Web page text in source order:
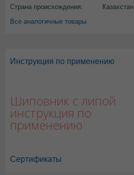
Страна происхождения:
Казахстан
Все аналогичные товары
Инструкция по применению
Шиповник с липой
инструкция по
применению
Сертификаты